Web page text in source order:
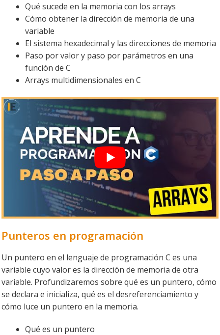
Qué sucede en la memoria con los arrays
Cómo obtener la dirección de memoria de una
variable
El sistema hexadecimal y las direcciones de memoria
Paso por valor y paso por parámetros en una
función de C
Arrays multidimensionales en C
Punteros en programación
Un puntero en el lenguaje de programación C es una
variable cuyo valor es la dirección de memoria de otra
variable. Profundizaremos sobre qué es un puntero, cómo
se declara e inicializa, qué es el desreferenciamiento y
cómo luce un puntero en la memoria.
Qué es un puntero